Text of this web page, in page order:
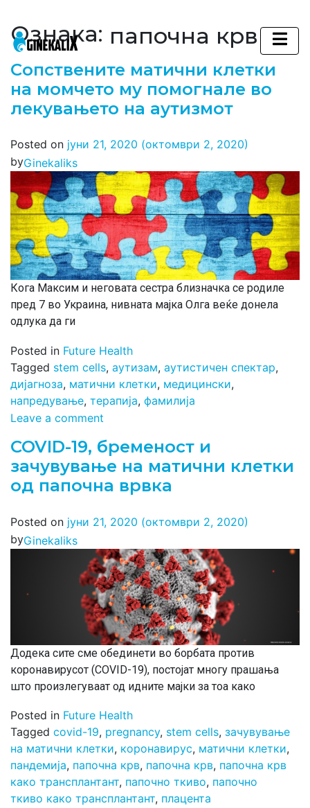
Main Navigation
Ознака: папочна крв
Сопствените матични клетки
на момчето му помогнале во
лекувањето на аутизмот
Posted on јуни 21, 2020 (октомври 2, 2020)
byGinekaliks
Кога Максим и неговата сестра близначка се родиле
пред 7 во Украина, нивната мајка Олга веќе донела
одлука да ги
Posted in Future Health
Tagged stem cells, аутизам, аутистичен спектар,
дијагноза, матични клетки, медицински,
напредување, терапија, фамилија
Leave a comment
COVID-19, бременост и
зачувување на матични клетки
од папочна врвка
Posted on јуни 21, 2020 (октомври 2, 2020)
byGinekaliks
Додека сите сме обединети во борбата против
коронавирусот (COVID-19), постојат многу прашања
што произлегуваат од идните мајки за тоа како
Posted in Future Health
Tagged covid-19, pregnancy, stem cells, зачувување
на матични клетки, коронавирус, матични клетки,
пандемија, папочна крв, папочна крв, папочна крв
како трансплантант, папочно ткиво, папочно
ткиво како трансплантант, плацента